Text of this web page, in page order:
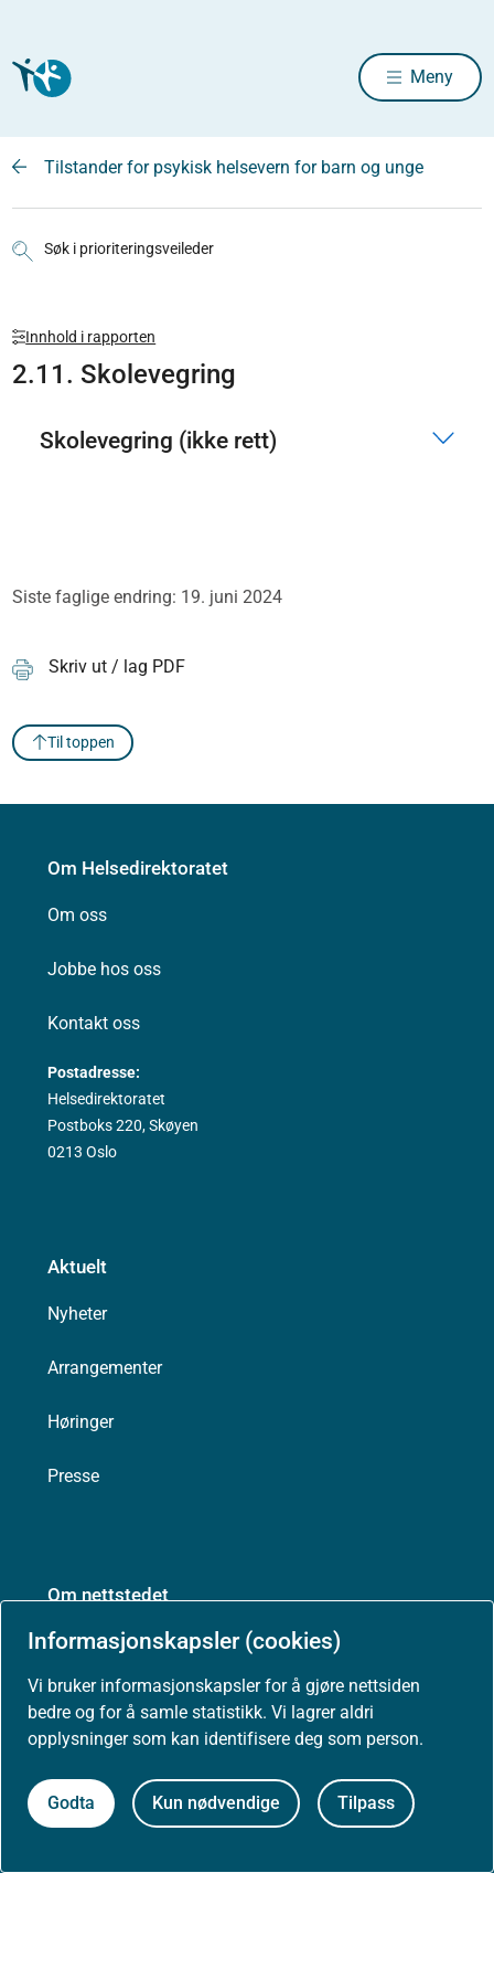
Informasjonskapsler (cookies)
Vi bruker informasjonskapsler for å gjøre nettsiden
bedre og for å samle statistikk. Vi lagrer aldri
opplysninger som kan identifisere deg som person.
Godta Kun nødvendige Tilpass
Meny
Tilstander for psykisk helsevern for barn og unge
Søk i prioriteringsveileder
Innhold i rapporten
2.11. Skolevegring
Skolevegring (ikke rett)
Siste faglige endring: 19. juni 2024
Skriv ut / lag PDF
Til toppen
Om Helsedirektoratet
Om oss
Jobbe hos oss
Kontakt oss
Postadresse:
Helsedirektoratet
Postboks 220, Skøyen
0213 Oslo
Aktuelt
Nyheter
Arrangementer
Høringer
Presse
Om nettstedet
Personvernerklæring
Tilgjengelighetserklæring (uustatus.no)
Besøksstatistikk og informasjonskapsler
Nyhetsvarsel og abonnement